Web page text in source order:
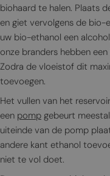
biohaard te halen. Plaats
en giet vervolgens de bio-
uw bio-ethanol een
onze branders hebben
Zodra de vloeistof dit
toevoegen.
Het vullen van het
een pomp gebeurt
uiteinde van de pomp
andere kant ethanol
niet te vol doet.